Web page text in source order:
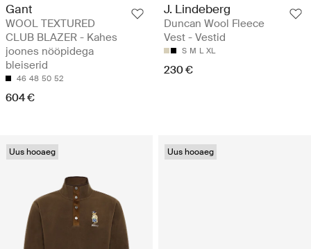
Gant
WOOL TEXTURED
CLUB BLAZER - Kahes
joones nööpidega
bleiserid
46 48 50 52
604 €
J. Lindeberg
Duncan Wool Fleece
Vest - Vestid
S M L XL
230 €
Uus hooaeg Uus hooaeg